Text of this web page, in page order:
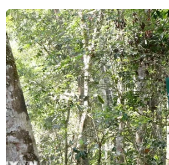
Cập nhật bảng giá vàng hôm nay
Trách nhiệm hữu hạn Một thành
Sài Gòn (SJC), Công ty Cổ phần
Tập đoàn Vàng bạc Đá quý Doji.